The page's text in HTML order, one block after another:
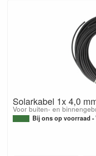
Solarkabel 1x 4,0
Voor buiten- en
Bij ons op voorraad -